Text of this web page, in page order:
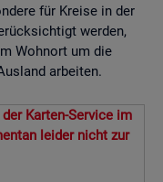
für Kreise in der
werden,
Wohnort um die
arbeiten.
Karten-Service im
leider nicht zur